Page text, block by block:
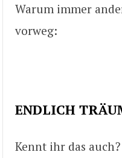
Warum immer
vorweg:
ENDLICH
Kennt ihr das